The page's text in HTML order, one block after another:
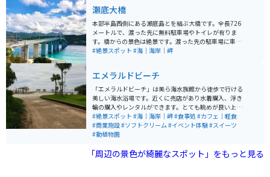
瀬底大橋
本部半島西側にある瀬底島とを結ぶ大橋です。全長726
メートルで、渡った先に無料駐車場やトイレが有りま
す。橋からの景色は絶景です。渡った先の駐車場に車を
止めてアンチ浜まで降りて行くことができます。可愛い
#絶景スポット #海｜海岸｜岬
エメラルドビーチ
「エメラルドビーチ」は美ら海水族館から徒歩で行ける
美しい海水浴場です。近くに売店があり水着購入、浮き
輪の購入やレンタルができます。とても眺めが良い上に
砂質も良く、浮草やゴミもあまりありません。シーズン
中は監視員も常駐しています。ブルーシールアイスクリ
ームを食べることもできます。午前中にビーチで遊び、
引された水族館に行くと、まる1日で沖縄旅行が満喫出
#絶景スポット #海｜海岸｜岬#食事処 #カフェ｜軽食
#商業施設#ソフトクリーム#イベント体験#スイーツ
#動植物園
「周辺の景色が綺麗なスポット」をもっと見る